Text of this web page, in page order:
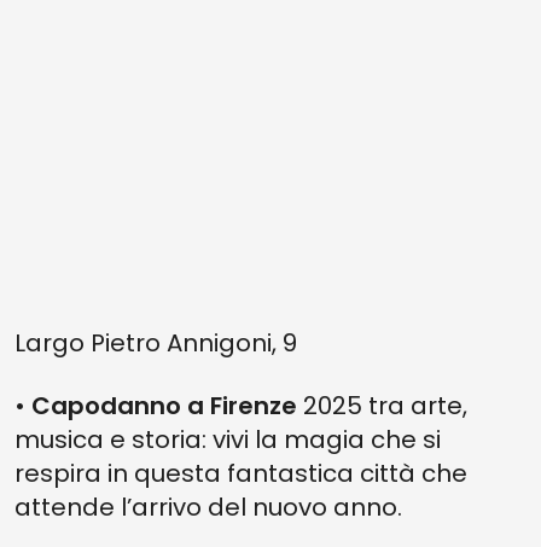
Largo Pietro Annigoni, 9
• Capodanno a Firenze 2025 tra arte,
musica e storia: vivi la magia che si
respira in questa fantastica città che
attende l’arrivo del nuovo anno.